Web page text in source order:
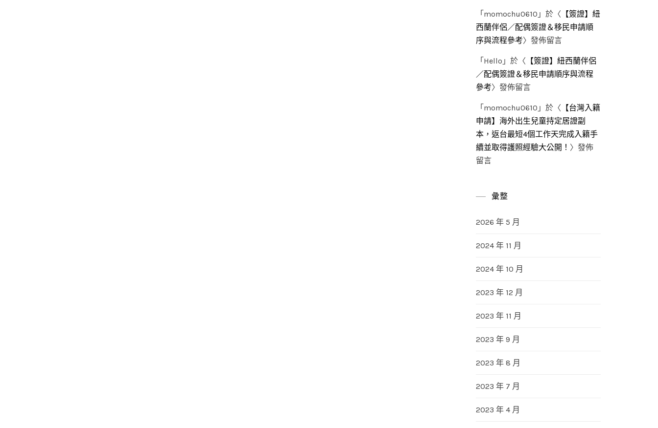
「 momochu0610 」於〈 【簽證】紐
西蘭伴侶／配偶簽證＆移民申請順
序與流程參考〉發佈留言
「 Hello 」於〈 【簽證】紐西蘭伴侶
／配偶簽證＆移民申請順序與流程
參考〉發佈留言
「 momochu0610 」於〈 【台灣入籍
申請】海外出生兒童持定居證副
本，返台最短4個工作天完成入籍手
續並取得護照經驗大公開！ 〉發佈
留言
彙整
2026 年 5 月
2024 年 11 月
2024 年 10 月
2023 年 12 月
2023 年 11 月
2023 年 9 月
2023 年 8 月
2023 年 7 月
2023 年 4 月